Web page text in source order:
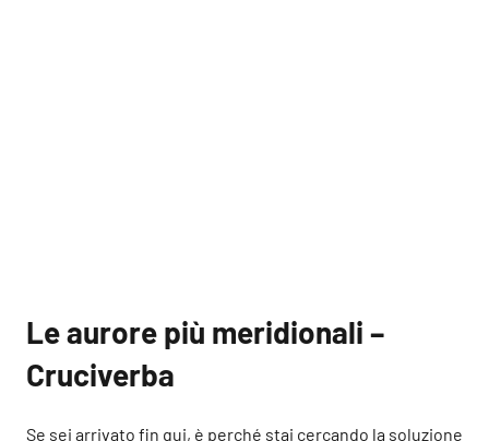
Le aurore più meridionali –
Cruciverba
Se sei arrivato fin qui, è perché stai cercando la soluzione